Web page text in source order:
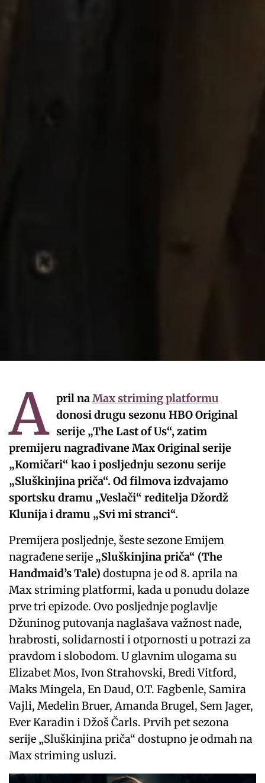
A pril naMax striming platformu
donosi drugu sezonu HBO Original
serije „The Last of Us“, zatim
premijeru nagrađivane Max Original serije
„Komičari“ kao i posljednju sezonu serije
„Sluškinjina priča“. Od filmova izdvajamo
sportsku dramu „Veslači“ reditelja Džordž
Klunija i dramu „Svi mi stranci“.
Premijera posljednje, šeste sezone Emijem
nagrađene serije „Sluškinjina priča“ (The
Handmaid’s Tale) dostupna je od 8. aprila na
Max striming platformi, kada u ponudu dolaze
prve tri epizode. Ovo posljednje poglavlje
Džuninog putovanja naglašava važnost nade,
hrabrosti, solidarnosti i otpornosti u potrazi za
pravdom i slobodom. U glavnim ulogama su
Elizabet Mos, Ivon Strahovski, Bredi Vitford,
Maks Mingela, En Daud, O.T. Fagbenle, Samira
Vajli, Medelin Bruer, Amanda Brugel, Sem Jager,
Ever Karadin i Džoš Čarls. Prvih pet sezona
serije „Sluškinjina priča“ dostupno je odmah na
Max striming usluzi.